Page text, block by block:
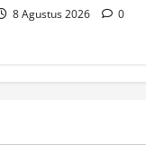
8 Agustus 2026 0